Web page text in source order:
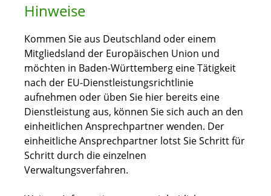
Hinweise
Kommen Sie aus Deutschland oder einem
Mitgliedsland der Europäischen Union und
möchten in Baden-Württemberg eine Tätigkeit
nach der EU-Dienstleistungsrichtlinie
aufnehmen oder üben Sie hier bereits eine
Dienstleistung aus, können Sie sich auch an den
einheitlichen Ansprechpartner wenden. Der
einheitliche Ansprechpartner lotst Sie Schritt für
Schritt durch die einzelnen
Verwaltungsverfahren.